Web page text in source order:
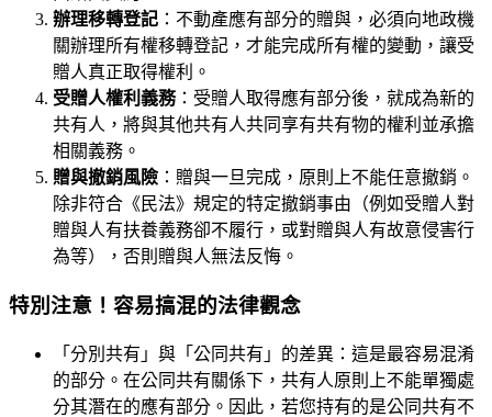
辦理移轉登記 ：不動產應有部分的贈與，必須向地政機
關辦理所有權移轉登記，才能完成所有權的變動，讓受
贈人真正取得權利。
受贈人權利義務：受贈人取得應有部分後，就成為新的
共有人，將與其他共有人共同享有共有物的權利並承擔
相關義務。
贈與撤銷風險 ：贈與一旦完成，原則上不能任意撤銷。
除非符合《民法》規定的特定撤銷事由（例如受贈人對
贈與人有扶養義務卻不履行，或對贈與人有故意侵害行
為等），否則贈與人無法反悔。
特別注意！容易搞混的法律觀念
「分別共有」與「公同共有」的差異：這是最容易混淆
的部分。在公同共有關係下，共有人原則上不能單獨處
分其潛在的應有部分。因此，若您持有的是公同共有不